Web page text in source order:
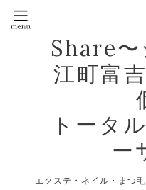
Share
江町富
トータ
ー
エクステ・ネイル・まつ